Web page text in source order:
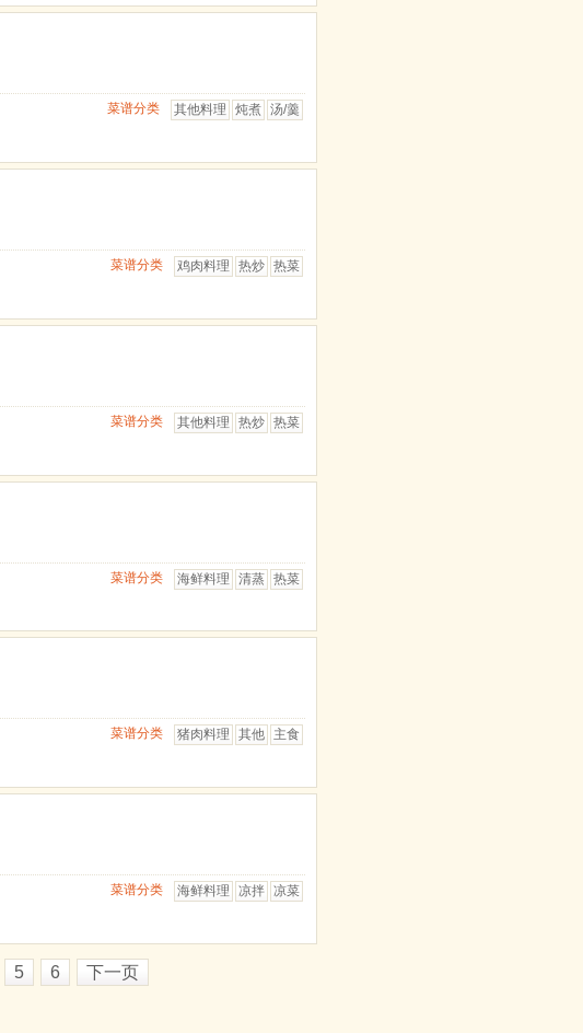
汤/羹
炖煮
其他料理
菜谱分类
热菜
热炒
鸡肉料理
菜谱分类
热菜
热炒
其他料理
菜谱分类
热菜
清蒸
海鲜料理
菜谱分类
主食
其他
猪肉料理
菜谱分类
凉菜
凉拌
海鲜料理
菜谱分类
5 6 下一页